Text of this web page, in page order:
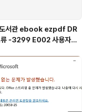
서관 ebook ezpdf DR
-3299 E002 사용자를